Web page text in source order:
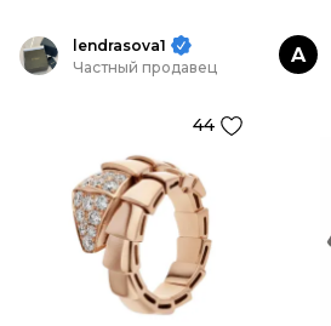
lendrasova1
Частный продавец
44
A